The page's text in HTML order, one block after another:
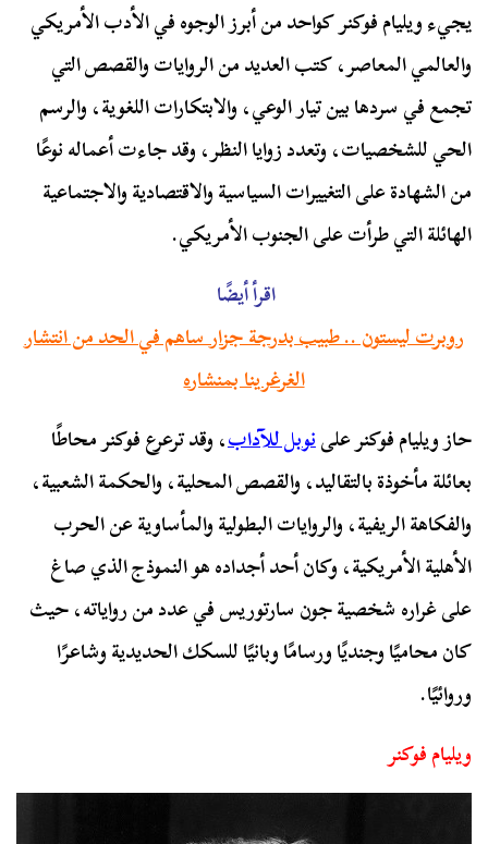
يجيء ويليام فوكنر كواحد من أبرز الوجوه في الأدب الأمريكي
والعالمي المعاصر، كتب العديد من الروايات والقصص التي
تجمع في سردها بين تيار الوعي، والابتكارات اللغوية، والرسم
الحي للشخصيات، وتعدد زوايا النظر، وقد جاءت أعماله نوعًا
من الشهادة على التغييرات السياسية والاقتصادية والاجتماعية
الهائلة التي طرأت على الجنوب الأمريكي.
اقرأ أيضًا
روبرت ليستون .. طبيب بدرجة جزار ساهم في الحد من انتشار
الغرغرينا بمنشاره
حاز ويليام فوكنر علىنوبل للآداب، وقد ترعرع فوكنر محاطًا
بعائلة مأخوذة بالتقاليد، والقصص المحلية، والحكمة الشعبية،
والفكاهة الريفية، والروايات البطولية والمأساوية عن الحرب
الأهلية الأمريكية، وكان أحد أجداده هو النموذج الذي صاغ
على غراره شخصية جون سارتوريس في عدد من رواياته، حيث
كان محاميًا وجنديًا ورسامًا وبانيًا للسكك الحديدية وشاعرًا
وروائيًا.
ويليام فوكنر